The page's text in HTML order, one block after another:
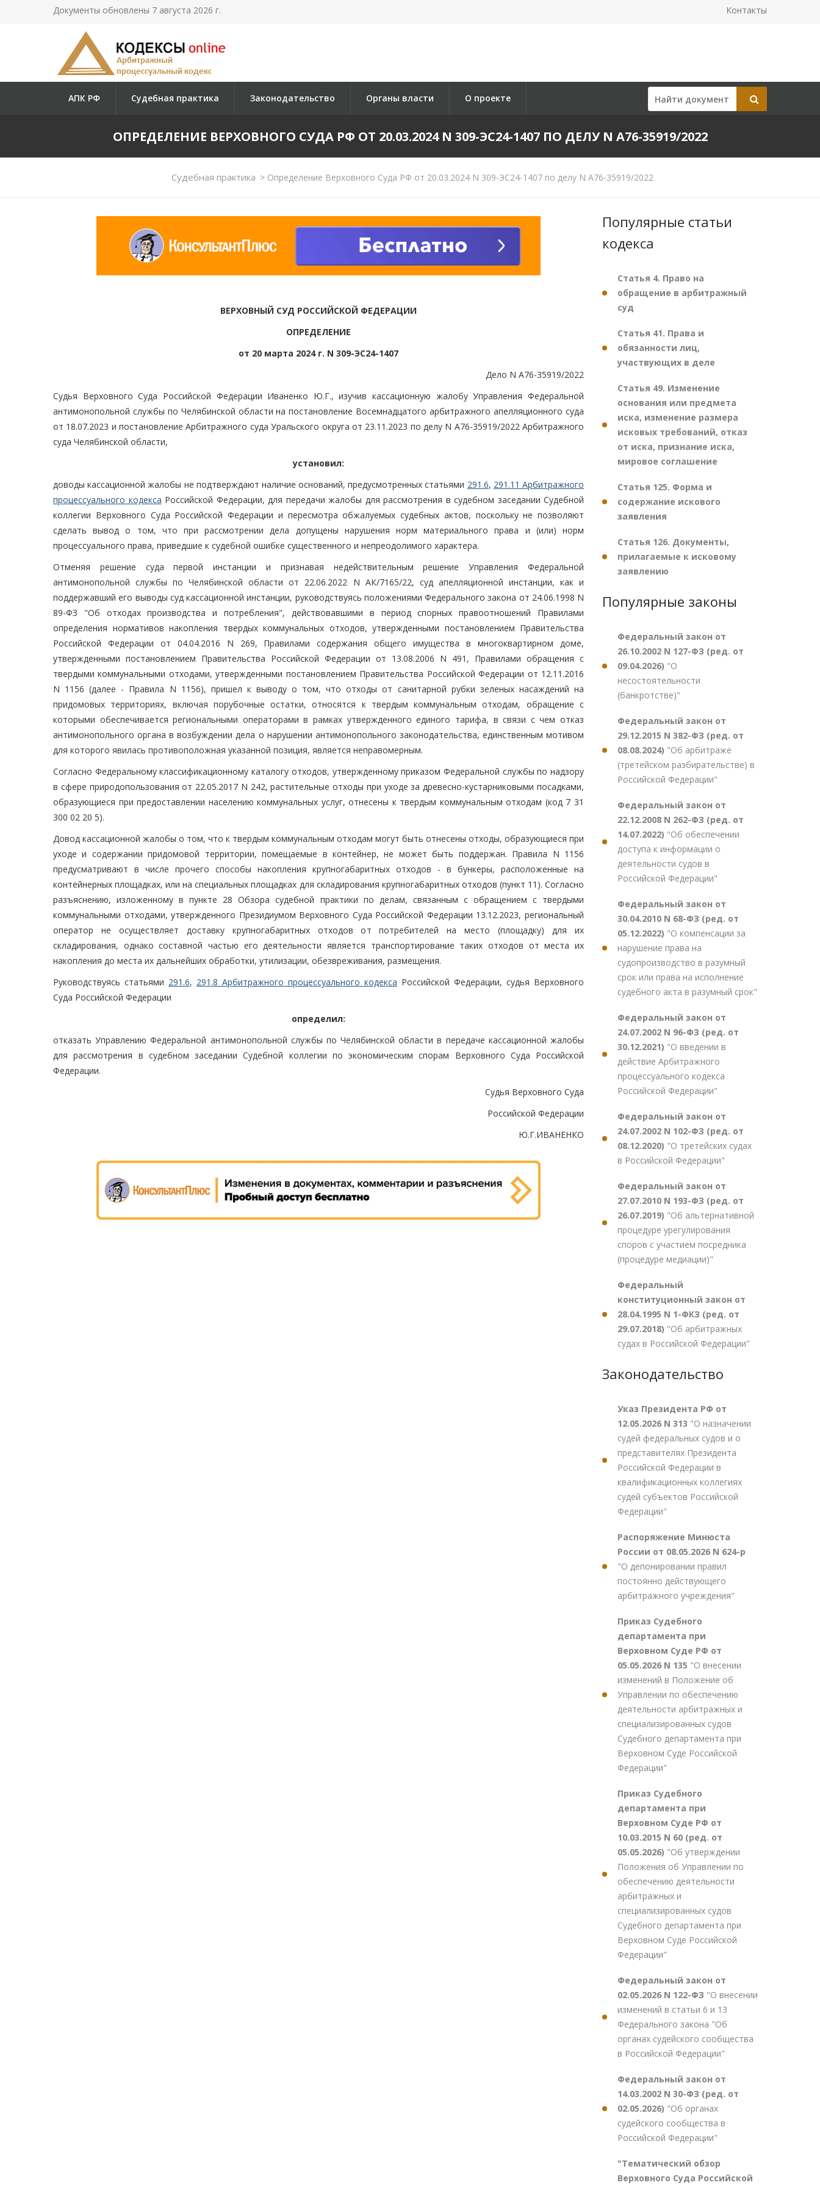
Документы обновлены 7 августа 2026 г. Контакты
АПК РФ Судебная практика Законодательство Органы власти О проекте
ОПРЕДЕЛЕНИЕ ВЕРХОВНОГО СУДА РФ ОТ 20.03.2024 N 309-ЭС24-1407 ПО ДЕЛУ N А76-35919/2022
Судебная практика >Определение Верховного Суда РФ от 20.03.2024 N 309-ЭС24-1407 по делу N А76-35919/2022
ВЕРХОВНЫЙ СУД РОССИЙСКОЙ ФЕДЕРАЦИИ
ОПРЕДЕЛЕНИЕ
от 20 марта 2024 г. N 309-ЭС24-1407
Дело N А76-35919/2022
Судья Верховного Суда Российской Федерации Иваненко Ю.Г., изучив кассационную жалобу Управления Федеральной
антимонопольной службы по Челябинской области на постановление Восемнадцатого арбитражного апелляционного суда
от 18.07.2023 и постановление Арбитражного суда Уральского округа от 23.11.2023 по делу N А76-35919/2022 Арбитражного
суда Челябинской области,
установил:
доводы кассационной жалобы не подтверждают наличие оснований, предусмотренных статьями 291.6, 291.11 Арбитражного
процессуального кодекса Российской Федерации, для передачи жалобы для рассмотрения в судебном заседании Судебной
коллегии Верховного Суда Российской Федерации и пересмотра обжалуемых судебных актов, поскольку не позволяют
сделать вывод о том, что при рассмотрении дела допущены нарушения норм материального права и (или) норм
процессуального права, приведшие к судебной ошибке существенного и непреодолимого характера.
Отменяя решение суда первой инстанции и признавая недействительным решение Управления Федеральной
антимонопольной службы по Челябинской области от 22.06.2022 N АК/7165/22, суд апелляционной инстанции, как и
поддержавший его выводы суд кассационной инстанции, руководствуясь положениями Федерального закона от 24.06.1998 N
89-ФЗ "Об отходах производства и потребления", действовавшими в период спорных правоотношений Правилами
определения нормативов накопления твердых коммунальных отходов, утвержденными постановлением Правительства
Российской Федерации от 04.04.2016 N 269, Правилами содержания общего имущества в многоквартирном доме,
утвержденными постановлением Правительства Российской Федерации от 13.08.2006 N 491, Правилами обращения с
твердыми коммунальными отходами, утвержденными постановлением Правительства Российской Федерации от 12.11.2016
N 1156 (далее - Правила N 1156), пришел к выводу о том, что отходы от санитарной рубки зеленых насаждений на
придомовых территориях, включая порубочные остатки, относятся к твердым коммунальным отходам, обращение с
которыми обеспечивается региональными операторами в рамках утвержденного единого тарифа, в связи с чем отказ
антимонопольного органа в возбуждении дела о нарушении антимонопольного законодательства, единственным мотивом
для которого явилась противоположная указанной позиция, является неправомерным.
Согласно Федеральному классификационному каталогу отходов, утвержденному приказом Федеральной службы по надзору
в сфере природопользования от 22.05.2017 N 242, растительные отходы при уходе за древесно-кустарниковыми посадками,
образующиеся при предоставлении населению коммунальных услуг, отнесены к твердым коммунальным отходам (код 7 31
300 02 20 5).
Довод кассационной жалобы о том, что к твердым коммунальным отходам могут быть отнесены отходы, образующиеся при
уходе и содержании придомовой территории, помещаемые в контейнер, не может быть поддержан. Правила N 1156
предусматривают в числе прочего способы накопления крупногабаритных отходов - в бункеры, расположенные на
контейнерных площадках, или на специальных площадках для складирования крупногабаритных отходов (пункт 11). Согласно
разъяснению, изложенному в пункте 28 Обзора судебной практики по делам, связанным с обращением с твердыми
коммунальными отходами, утвержденного Президиумом Верховного Суда Российской Федерации 13.12.2023, региональный
оператор не осуществляет доставку крупногабаритных отходов от потребителей на место (площадку) для их
складирования, однако составной частью его деятельности является транспортирование таких отходов от места их
накопления до места их дальнейших обработки, утилизации, обезвреживания, размещения.
Руководствуясь статьями 291.6, 291.8 Арбитражного процессуального кодекса Российской Федерации, судья Верховного
Суда Российской Федерации
определил:
отказать Управлению Федеральной антимонопольной службы по Челябинской области в передаче кассационной жалобы
для рассмотрения в судебном заседании Судебной коллегии по экономическим спорам Верховного Суда Российской
Федерации.
Судья Верховного Суда
Российской Федерации
Ю.Г.ИВАНЕНКО
Популярные статьи
кодекса
Статья 4. Право на
обращение в арбитражный
суд
Статья 41. Права и
обязанности лиц,
участвующих в деле
Статья 49. Изменение
основания или предмета
иска, изменение размера
исковых требований, отказ
от иска, признание иска,
мировое соглашение
Статья 125. Форма и
содержание искового
заявления
Статья 126. Документы,
прилагаемые к исковому
заявлению
Популярные законы
Федеральный закон от
26.10.2002 N 127-ФЗ (ред. от
09.04.2026) "О
несостоятельности
(банкротстве)"
Федеральный закон от
29.12.2015 N 382-ФЗ (ред. от
08.08.2024) "Об арбитраже
(третейском разбирательстве) в
Российской Федерации"
Федеральный закон от
22.12.2008 N 262-ФЗ (ред. от
14.07.2022) "Об обеспечении
доступа к информации о
деятельности судов в
Российской Федерации"
Федеральный закон от
30.04.2010 N 68-ФЗ (ред. от
05.12.2022) "О компенсации за
нарушение права на
судопроизводство в разумный
срок или права на исполнение
судебного акта в разумный срок"
Федеральный закон от
24.07.2002 N 96-ФЗ (ред. от
30.12.2021) "О введении в
действие Арбитражного
процессуального кодекса
Российской Федерации"
Федеральный закон от
24.07.2002 N 102-ФЗ (ред. от
08.12.2020) "О третейских судах
в Российской Федерации"
Федеральный закон от
27.07.2010 N 193-ФЗ (ред. от
26.07.2019) "Об альтернативной
процедуре урегулирования
споров с участием посредника
(процедуре медиации)"
Федеральный
конституционный закон от
28.04.1995 N 1-ФКЗ (ред. от
29.07.2018) "Об арбитражных
судах в Российской Федерации"
Законодательство
Указ Президента РФ от
12.05.2026 N 313 "О назначении
судей федеральных судов и о
представителях Президента
Российской Федерации в
квалификационных коллегиях
судей субъектов Российской
Федерации"
Распоряжение Минюста
России от 08.05.2026 N 624-р
"О депонировании правил
постоянно действующего
арбитражного учреждения"
Приказ Судебного
департамента при
Верховном Суде РФ от
05.05.2026 N 135 "О внесении
изменений в Положение об
Управлении по обеспечению
деятельности арбитражных и
специализированных судов
Судебного департамента при
Верховном Суде Российской
Федерации"
Приказ Судебного
департамента при
Верховном Суде РФ от
10.03.2015 N 60 (ред. от
05.05.2026) "Об утверждении
Положения об Управлении по
обеспечению деятельности
арбитражных и
специализированных судов
Судебного департамента при
Верховном Суде Российской
Федерации"
Федеральный закон от
02.05.2026 N 122-ФЗ "О внесении
изменений в статьи 6 и 13
Федерального закона "Об
органах судейского сообщества
в Российской Федерации"
Федеральный закон от
14.03.2002 N 30-ФЗ (ред. от
02.05.2026) "Об органах
судейского сообщества в
Российской Федерации"
"Тематический обзор
Верховного Суда Российской